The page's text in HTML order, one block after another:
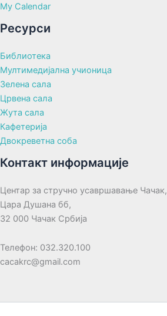
My Calendar
Ресурси
Библиотека
Мултимедијална учионица
Зелена сала
Црвена сала
Жута сала
Кафетерија
Двокреветна соба
Контакт информације
Центар за стручно усавршавање Чачак,
Цара Душана бб,
32 000 Чачак Србија
Телефон: 032.320.100
cacakrc@gmail.com